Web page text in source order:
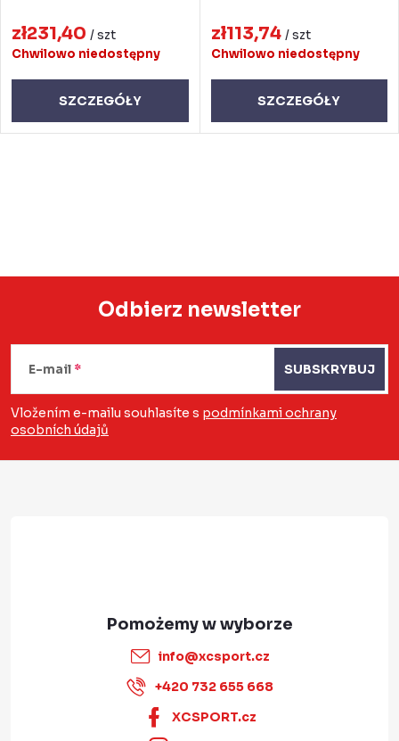
zł231,40 / szt
Chwilowo niedostępny
SZCZEGÓŁY
zł113,74 / szt
Chwilowo niedostępny
SZCZEGÓŁY
r
l
i
s
S
o
p
Odbierz newsletter
E-mail
Vložením e-mailu souhlasíte s podmínkami ochrany
osobních údajů
SUBSKRYBUJ
info@xcsport.cz
+420 732 655 668
XCSPORT.cz